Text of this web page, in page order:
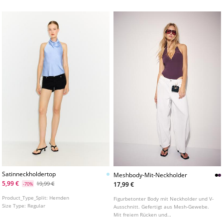
Satinneckholdertop
5,99 €
-70% 19,99 €
Product_Type_Split: Hemden
Size Type: Regular
Meshbody-Mit-Neckholder
17,99 €
Figurbetonter Body mit Neckholder und V-
Ausschnitt. Gefertigt aus Mesh-Gewebe.
Mit freiem Rücken und